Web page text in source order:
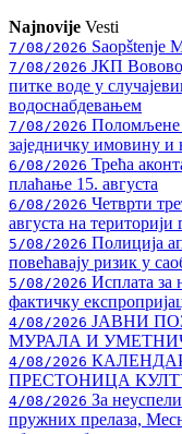
Najnovije Vesti
7/08/2026 Saopštenje
7/08/2026 ЈКП
питке воде у
водоснабдевањем
7/08/2026 Поломљене
заједничку имовину и
6/08/2026 Трећа
плаћање 15. августа
6/08/2026 Четврти
августа на територији
5/08/2026 Полиција
повећавају ризик у
5/08/2026 Исплата за
фактичку
4/08/2026 ЈАВНИ
МУРАЛА И
4/08/2026
ПРЕСТОНИЦА
4/08/2026 За
пружних прелаза,